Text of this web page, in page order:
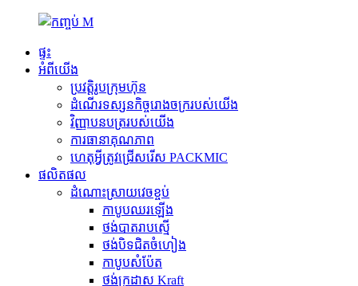
ផ្ទះ
អំពីយើង
ប្រវត្តិរូបក្រុមហ៊ុន
ដំណើរទស្សនកិច្ចរោងចក្ររបស់យើង
វិញ្ញាបនបត្ររបស់យើង
ការធានាគុណភាព
ហេតុអ្វីត្រូវជ្រើសរើស PACKMIC
ផលិតផល
ដំណោះស្រាយវេចខ្ចប់
កាបូបឈរឡើង
ថង់បាតរាបស្មើ
ថង់​បិទ​ជិត​ចំហៀង
កាបូបសំប៉ែត
ថង់ក្រដាស Kraft